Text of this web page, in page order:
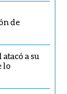
de
a su
lo